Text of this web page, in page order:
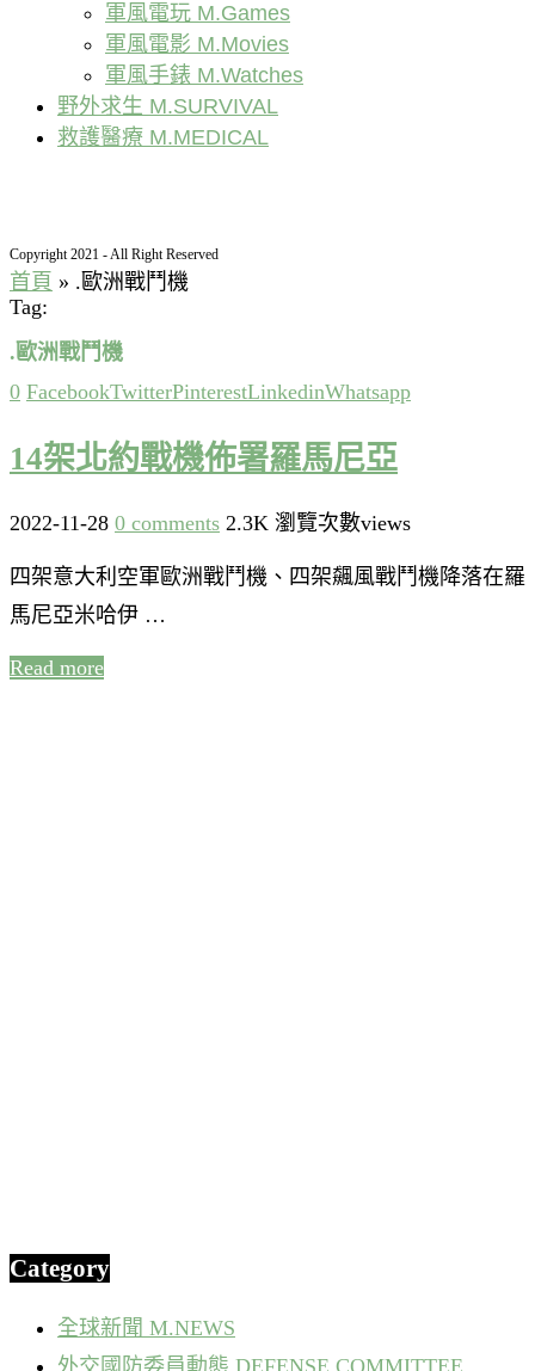
軍風電玩 M.Games
軍風電影 M.Movies
軍風手錶 M.Watches
野外求生 M.SURVIVAL
救護醫療 M.MEDICAL
Copyright 2021 - All Right Reserved
首頁 » .歐洲戰鬥機
Tag:
.歐洲戰鬥機
0 FacebookTwitterPinterestLinkedinWhatsapp
14架北約戰機佈署羅馬尼亞
2022-11-28 0 comments 2.3K 瀏覽次數views
四架意大利空軍歐洲戰鬥機、四架飆風戰鬥機降落在羅
馬尼亞米哈伊 …
Read more
Category
全球新聞 M.NEWS
外交國防委員動態 DEFENSE COMMITTEE